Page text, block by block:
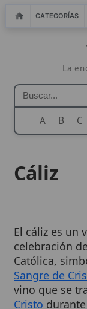
CATEGORÍAS
La
A B C
Católica,
Sangre de Cristo
vino que se
Cristodurante
se extiende
representando